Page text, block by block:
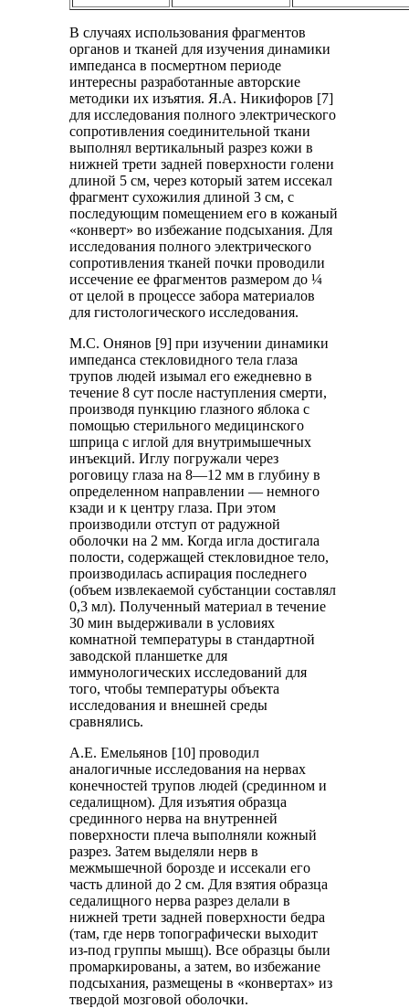
В случаях использования фрагментов
органов и тканей для изучения динамики
импеданса в посмертном периоде
интересны разработанные авторские
методики их изъятия. Я.А. Никифоров [7]
для исследования полного электрического
сопротивления соединительной ткани
выполнял вертикальный разрез кожи в
нижней трети задней поверхности голени
длиной 5 см, через который затем иссекал
фрагмент сухожилия длиной 3 см, с
последующим помещением его в кожаный
«конверт» во избежание подсыхания. Для
исследования полного электрического
сопротивления тканей почки проводили
иссечение ее фрагментов размером до ¼
от целой в процессе забора материалов
для гистологического исследования.
М.С. Онянов [9] при изучении динамики
импеданса стекловидного тела глаза
трупов людей изымал его ежедневно в
течение 8 сут после наступления смерти,
производя пункцию глазного яблока с
помощью стерильного медицинского
шприца с иглой для внутримышечных
инъекций. Иглу погружали через
роговицу глаза на 8—12 мм в глубину в
определенном направлении — немного
кзади и к центру глаза. При этом
производили отступ от радужной
оболочки на 2 мм. Когда игла достигала
полости, содержащей стекловидное тело,
производилась аспирация последнего
(объем извлекаемой субстанции составлял
0,3 мл). Полученный материал в течение
30 мин выдерживали в условиях
комнатной температуры в стандартной
заводской планшетке для
иммунологических исследований для
того, чтобы температуры объекта
исследования и внешней среды
сравнялись.
А.Е. Емельянов [10] проводил
аналогичные исследования на нервах
конечностей трупов людей (срединном и
седалищном). Для изъятия образца
срединного нерва на внутренней
поверхности плеча выполняли кожный
разрез. Затем выделяли нерв в
межмышечной борозде и иссекали его
часть длиной до 2 см. Для взятия образца
седалищного нерва разрез делали в
нижней трети задней поверхности бедра
(там, где нерв топографически выходит
из-под группы мышц). Все образцы были
промаркированы, а затем, во избежание
подсыхания, размещены в «конвертах» из
твердой мозговой оболочки.